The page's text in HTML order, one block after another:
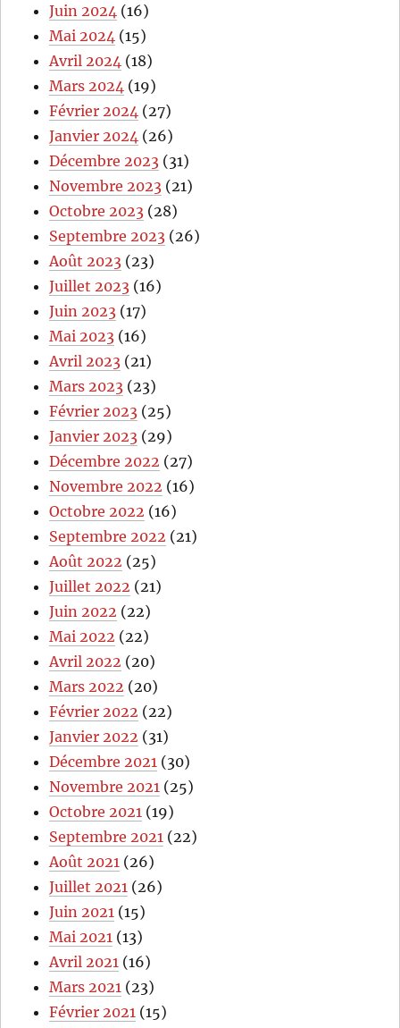
Juin 2024 (16)
Mai 2024 (15)
Avril 2024 (18)
Mars 2024 (19)
Février 2024 (27)
Janvier 2024 (26)
Décembre 2023 (31)
Novembre 2023 (21)
Octobre 2023 (28)
Septembre 2023 (26)
Août 2023 (23)
Juillet 2023 (16)
Juin 2023 (17)
Mai 2023 (16)
Avril 2023 (21)
Mars 2023 (23)
Février 2023 (25)
Janvier 2023 (29)
Décembre 2022 (27)
Novembre 2022 (16)
Octobre 2022 (16)
Septembre 2022 (21)
Août 2022 (25)
Juillet 2022 (21)
Juin 2022 (22)
Mai 2022 (22)
Avril 2022 (20)
Mars 2022 (20)
Février 2022 (22)
Janvier 2022 (31)
Décembre 2021 (30)
Novembre 2021 (25)
Octobre 2021 (19)
Septembre 2021 (22)
Août 2021 (26)
Juillet 2021 (26)
Juin 2021 (15)
Mai 2021 (13)
Avril 2021 (16)
Mars 2021 (23)
Février 2021 (15)